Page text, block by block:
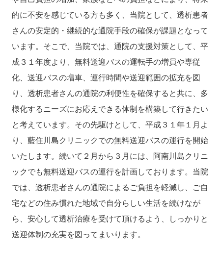
的に不安を感じている方も多く、当院として、透析患者
さんの安定的・継続的な通院手段の確保が課題となって
います。そこで、当院では、通院の支援対策として、平
成３１年度より、無料送迎バスの運転手の増員や専従
化、送迎バスの増車、運行時間や送迎範囲の拡充を図
り、透析患者さんの通院の利便性を確保すると共に、多
様化するニーズにお応えできる体制を構築して行きたい
と考えています。その先駆けとして、平成３１年１月よ
り、藍住川島クリニックでの無料送迎バスの運行を開始
いたします。続いて２月から３月には、阿南川島クリニ
ックでも無料送迎バスの運行を計画しております。当院
では、透析患者さんの通院によるご負担を軽減し、ご自
宅などの住み慣れた地域で自分らしい生活を続けなが
ら、安心して透析治療を受けて頂けるよう、しっかりと
送迎体制の充実を図ってまいります。